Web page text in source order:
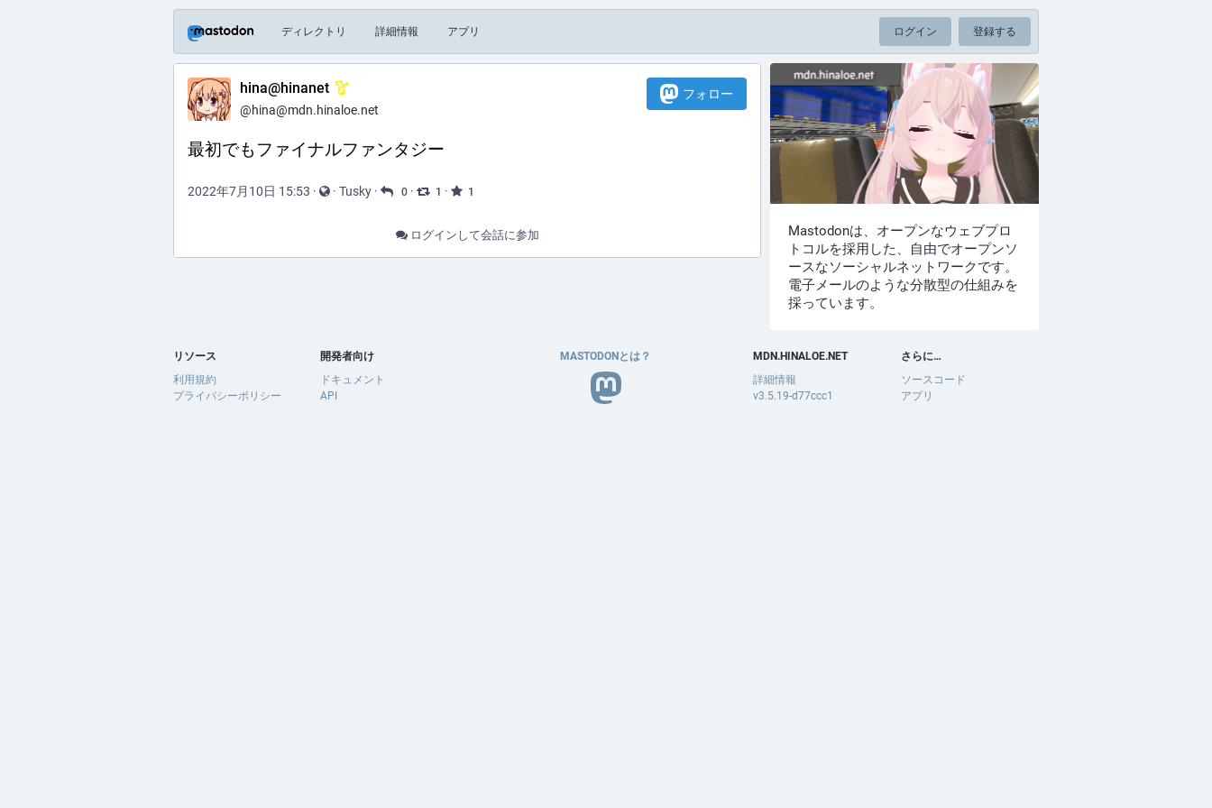
ディレクトリ 詳細情報 アプリ ログイン 登録する
hina@hinanet
@hina@mdn.hinaloe.net
フォロー
最初でもファイナルファンタジー
2022年7月10日 15:53 · · Tusky · 0 · 1 · 1
ログインして会話に参加
Mastodonは、オープンなウェブプロ
トコルを採用した、自由でオープンソ
ースなソーシャルネットワークです。
電子メールのような分散型の仕組みを
採っています。
リソース
利用規約
プライバシーポリシー
開発者向け
ドキュメント
API
MASTODONとは？
MDN.HINALOE.NET
詳細情報
v3.5.19-d77ccc1
さらに…
ソースコード
アプリ